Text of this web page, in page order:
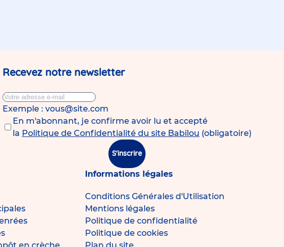
Recevez notre newsletter
Exemple : vous@site.com
En m'abonnant, je confirme avoir lu et accepté
la Politique de Confidentialité du site Babilou (obligatoire)
S'inscrire
en crèche
Informations légales
Conditions Générales d'Utilisation
Mentions légales
Politique de confidentialité
Politique de cookies
Plan du site